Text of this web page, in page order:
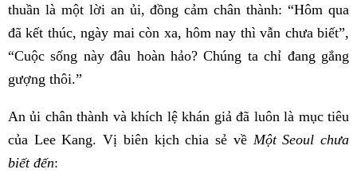
thuần là một lời an ủi, đồng cảm chân thành: “Hôm qua
đã kết thúc, ngày mai còn xa, hôm nay thì vẫn chưa biết”,
“Cuộc sống này đâu hoàn hảo? Chúng ta chỉ đang gắng
gượng thôi.”
An ủi chân thành và khích lệ khán giả đã luôn là mục tiêu
của Lee Kang. Vị biên kịch chia sẻ về Một Seoul chưa
biết đến: